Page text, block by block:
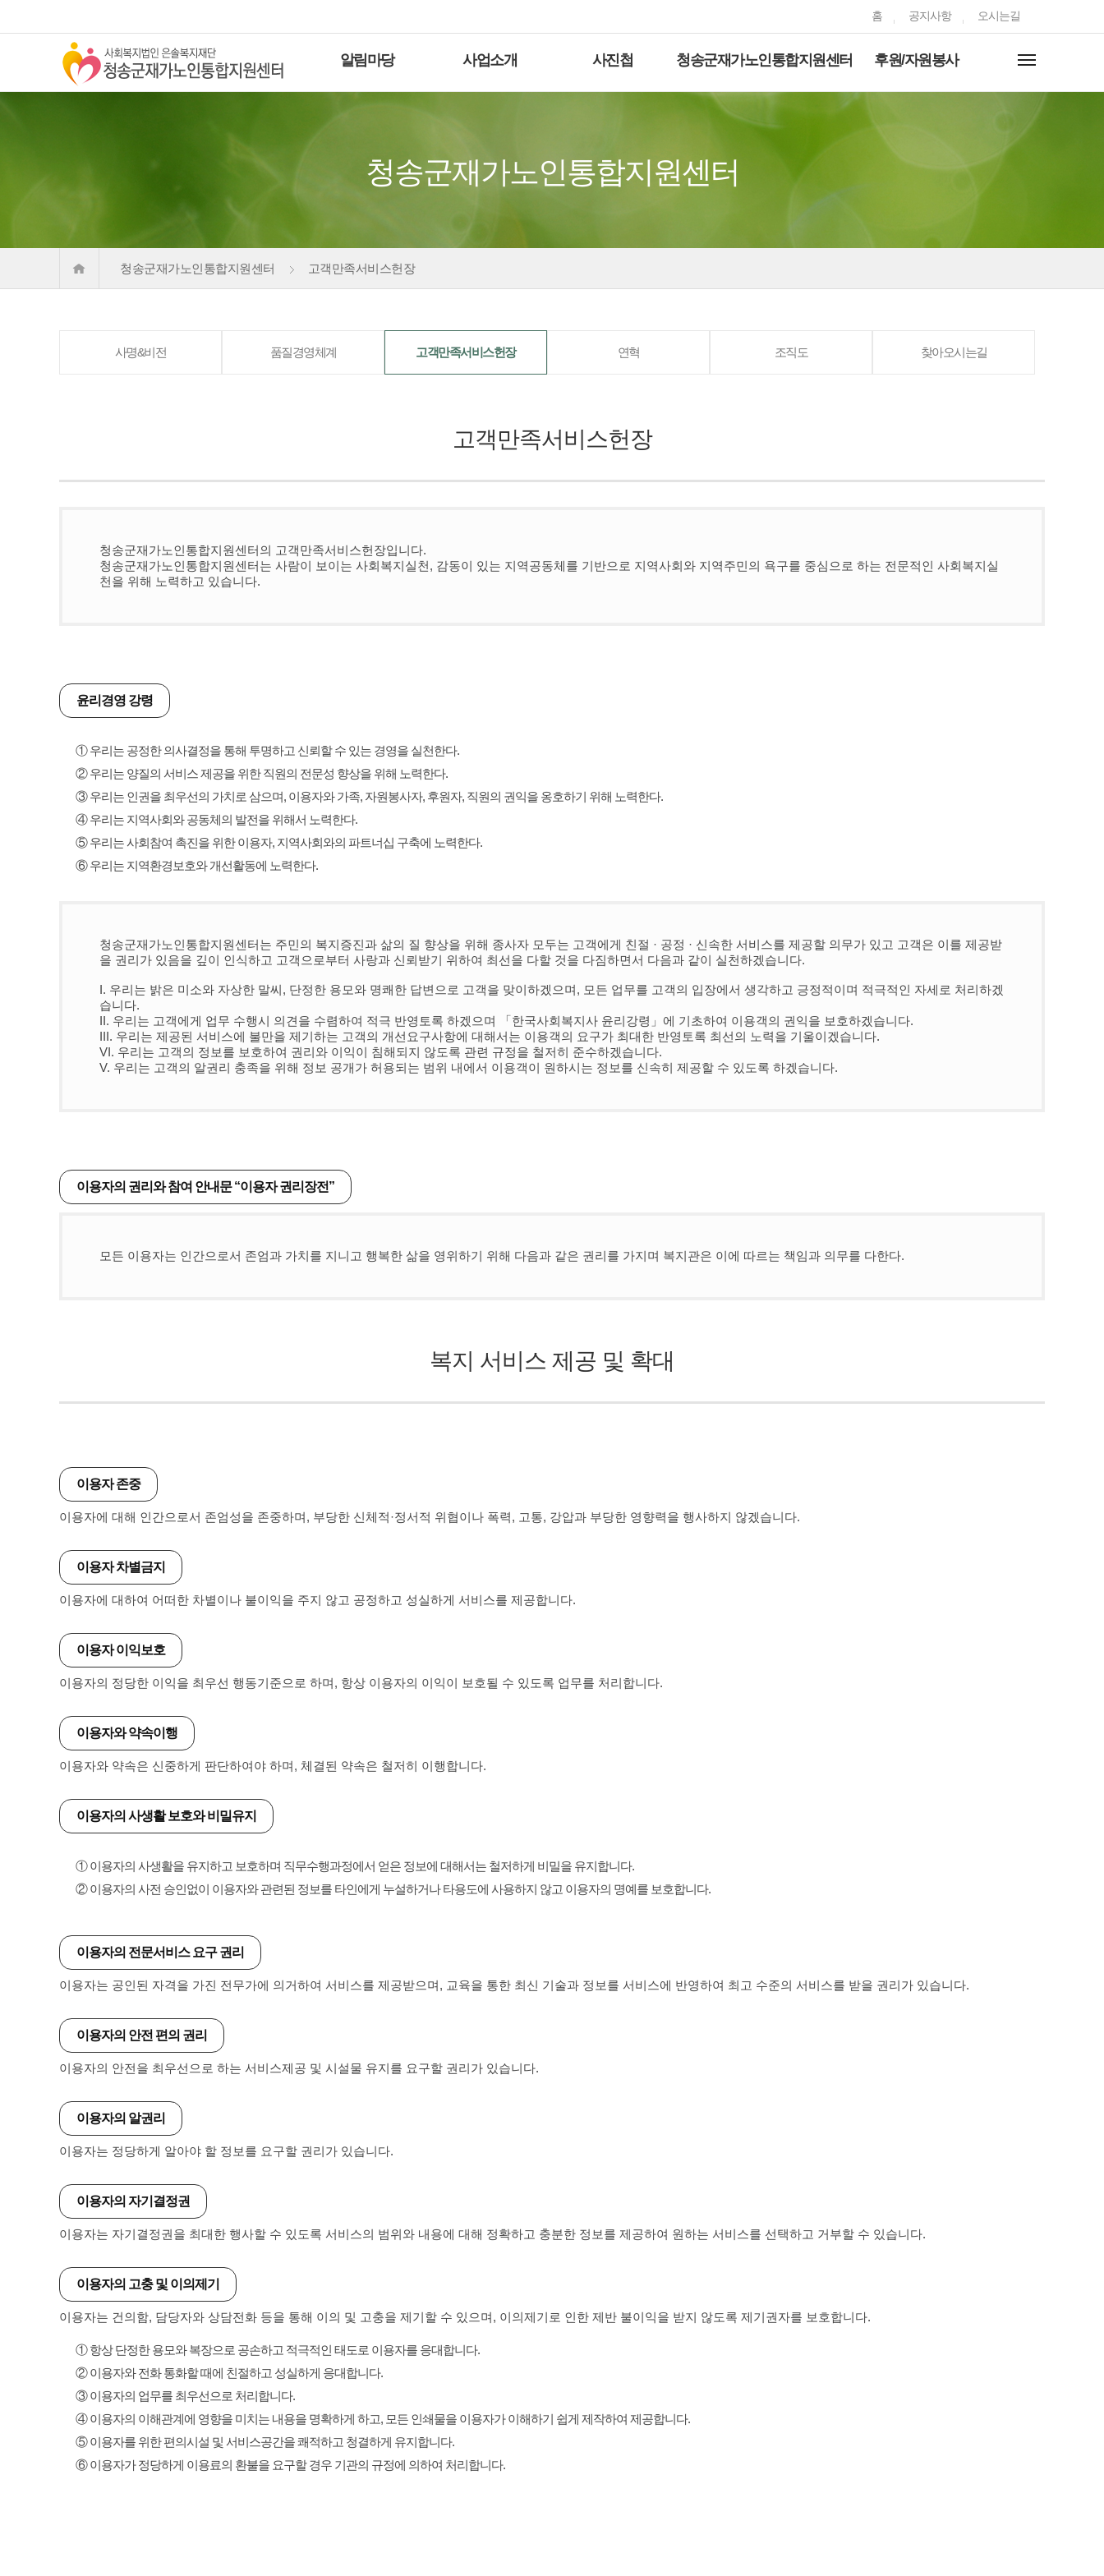
홈 공지사항 오시는길
알림마당 사업소개 사진첩 청송군재가노인통합지원센터 후원/자원봉사
청송군재가노인통합지원센터
청송군재가노인통합지원센터 고객만족서비스헌장
사명&비전 품질경영체계 고객만족서비스헌장 연혁 조직도 찾아오시는길
고객만족서비스헌장
청송군재가노인통합지원센터의 고객만족서비스헌장입니다.
청송군재가노인통합지원센터는 사람이 보이는 사회복지실천, 감동이 있는 지역공동체를 기반으로 지역사회와 지역주민의 욕구를 중심으로 하는 전문적인 사회복지실
천을 위해 노력하고 있습니다.
윤리경영 강령
① 우리는 공정한 의사결정을 통해 투명하고 신뢰할 수 있는 경영을 실천한다.
② 우리는 양질의 서비스 제공을 위한 직원의 전문성 향상을 위해 노력한다.
③ 우리는 인권을 최우선의 가치로 삼으며, 이용자와 가족, 자원봉사자, 후원자, 직원의 권익을 옹호하기 위해 노력한다.
④ 우리는 지역사회와 공동체의 발전을 위해서 노력한다.
⑤ 우리는 사회참여 촉진을 위한 이용자, 지역사회와의 파트너십 구축에 노력한다.
⑥ 우리는 지역환경보호와 개선활동에 노력한다.
청송군재가노인통합지원센터는 주민의 복지증진과 삶의 질 향상을 위해 종사자 모두는 고객에게 친절 · 공정 · 신속한 서비스를 제공할 의무가 있고 고객은 이를 제공받
을 권리가 있음을 깊이 인식하고 고객으로부터 사랑과 신뢰받기 위하여 최선을 다할 것을 다짐하면서 다음과 같이 실천하겠습니다.
I. 우리는 밝은 미소와 자상한 말씨, 단정한 용모와 명쾌한 답변으로 고객을 맞이하겠으며, 모든 업무를 고객의 입장에서 생각하고 긍정적이며 적극적인 자세로 처리하겠
습니다.
II. 우리는 고객에게 업무 수행시 의견을 수렴하여 적극 반영토록 하겠으며 「한국사회복지사 윤리강령」에 기초하여 이용객의 권익을 보호하겠습니다.
III. 우리는 제공된 서비스에 불만을 제기하는 고객의 개선요구사항에 대해서는 이용객의 요구가 최대한 반영토록 최선의 노력을 기울이겠습니다.
VI. 우리는 고객의 정보를 보호하여 권리와 이익이 침해되지 않도록 관련 규정을 철저히 준수하겠습니다.
V. 우리는 고객의 알권리 충족을 위해 정보 공개가 허용되는 범위 내에서 이용객이 원하시는 정보를 신속히 제공할 수 있도록 하겠습니다.
이용자의 권리와 참여 안내문 “이용자 권리장전”
모든 이용자는 인간으로서 존엄과 가치를 지니고 행복한 삶을 영위하기 위해 다음과 같은 권리를 가지며 복지관은 이에 따르는 책임과 의무를 다한다.
복지 서비스 제공 및 확대
이용자 존중
이용자에 대해 인간으로서 존엄성을 존중하며, 부당한 신체적·정서적 위협이나 폭력, 고통, 강압과 부당한 영향력을 행사하지 않겠습니다.
이용자 차별금지
이용자에 대하여 어떠한 차별이나 불이익을 주지 않고 공정하고 성실하게 서비스를 제공합니다.
이용자 이익보호
이용자의 정당한 이익을 최우선 행동기준으로 하며, 항상 이용자의 이익이 보호될 수 있도록 업무를 처리합니다.
이용자와 약속이행
이용자와 약속은 신중하게 판단하여야 하며, 체결된 약속은 철저히 이행합니다.
이용자의 사생활 보호와 비밀유지
① 이용자의 사생활을 유지하고 보호하며 직무수행과정에서 얻은 정보에 대해서는 철저하게 비밀을 유지합니다.
② 이용자의 사전 승인없이 이용자와 관련된 정보를 타인에게 누설하거나 타용도에 사용하지 않고 이용자의 명예를 보호합니다.
이용자의 전문서비스 요구 권리
이용자는 공인된 자격을 가진 전무가에 의거하여 서비스를 제공받으며, 교육을 통한 최신 기술과 정보를 서비스에 반영하여 최고 수준의 서비스를 받을 권리가 있습니다.
이용자의 안전 편의 권리
이용자의 안전을 최우선으로 하는 서비스제공 및 시설물 유지를 요구할 권리가 있습니다.
이용자의 알권리
이용자는 정당하게 알아야 할 정보를 요구할 권리가 있습니다.
이용자의 자기결정권
이용자는 자기결정권을 최대한 행사할 수 있도록 서비스의 범위와 내용에 대해 정확하고 충분한 정보를 제공하여 원하는 서비스를 선택하고 거부할 수 있습니다.
이용자의 고충 및 이의제기
이용자는 건의함, 담당자와 상담전화 등을 통해 이의 및 고충을 제기할 수 있으며, 이의제기로 인한 제반 불이익을 받지 않도록 제기권자를 보호합니다.
① 항상 단정한 용모와 복장으로 공손하고 적극적인 태도로 이용자를 응대합니다.
② 이용자와 전화 통화할 때에 친절하고 성실하게 응대합니다.
③ 이용자의 업무를 최우선으로 처리합니다.
④ 이용자의 이해관계에 영향을 미치는 내용을 명확하게 하고, 모든 인쇄물을 이용자가 이해하기 쉽게 제작하여 제공합니다.
⑤ 이용자를 위한 편의시설 및 서비스공간을 쾌적하고 청결하게 유지합니다.
⑥ 이용자가 정당하게 이용료의 환불을 요구할 경우 기관의 규정에 의하여 처리합니다.